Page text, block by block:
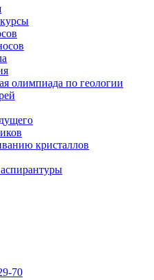
олимпиада по геологии
кристаллов
70